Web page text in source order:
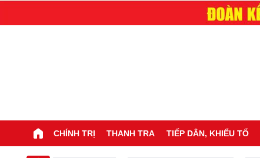
CHÍNH TRỊ THANH TRA TIẾP DÂN, KHIẾU TỐ